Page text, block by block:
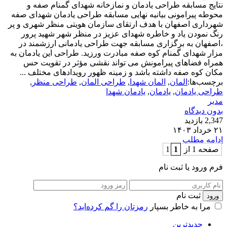
نتایج مسابقه طراحی یادمان و نمازخانه شهدای گمنام صفه و
محوطه پیرامونی بیانیه نهایی مسابقه طراحی یادمان شهدای صفه
شهرداری اصفهان با هدف ارتقای سازمان هویتی منظر شهری و پر
رنگ نمودن یاد و خاطره شهدای عزیز در منظر شهر شهید پرور
،اصفهان به برگزاری مسابقه جهت طراحی یادمانی ارزشمند در
مزار شهدای گمنام کوه صفه مبادرت ورزید. طراحی این یادمان به
همراه فضاهای پیرامونش می تواند نقشی مؤثر در تقویت حس
مکان کوه صفه داشته باشد و زمینه ظهور رویدادهای مختلف ...
برچسب‌ها: المان, المان شهدا , طراحی المان, طراحی منظر ,
طراحی یادمان, یادمان, یادمان شهدا
مدیر
بدون دیدگاه
2,347 بازدید
۲۱ خرداد ۱۴۰۳
ادامه مطلب
صفحه 1 از 1
1
فرم ورود یا ثبت نام
ثبت نام
مرا به خاطر بسپار رمزتان را گم کرده‌اید؟
جدیدترین